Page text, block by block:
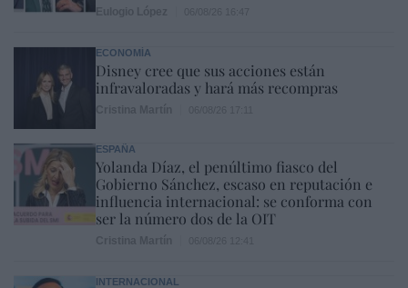
ECONOMÍA
Disney cree que sus acciones están
infravaloradas y hará más recompras
ESPAÑA
Yolanda Díaz, el penúltimo fiasco del
Gobierno Sánchez, escaso en reputación e
influencia internacional: se conforma con
ser la número dos de la OIT
INTERNACIONAL